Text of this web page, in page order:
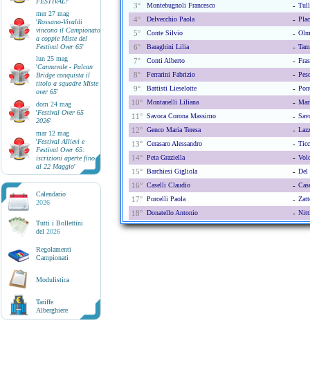
mer 27 mag
'Rossano-Vivaldi
vincono il Campionato
a coppie Miste del
Festival Over 65'
lun 25 mag
'Cannavale - Palcan
Bridge conquista il
titolo a squadre Miste
over 65'
dom 24 mag
'Festival Over 65
2026'
mar 12 mag
'Festival Allievi e
Festival Over 65:
iscrizioni aperte fino
al 22 Maggio'
Calendario
2026
Tutti i Bollettini
del 2026
Regolamenti
Campionati
Modulistica
Tariffe
Alberghiere
3° Montebugnoli Francesco -
4° Delvecchio Paola -
5° Conte Silvio -
6° Baraghini Lilia -
7° Conti Alberto -
8° Ferrarini Fabrizio -
9° Battisti Lieselotte -
10° Montanelli Liliana -
11° Savoca Corona Massimo -
12° Genco Maria Teresa -
13° Cerasaro Alessandro -
14° Peta Graziella -
15° Barchiesi Gigliola - Del
16° Caselli Claudio -
17° Porcelli Paola -
18° Donatello Antonio -